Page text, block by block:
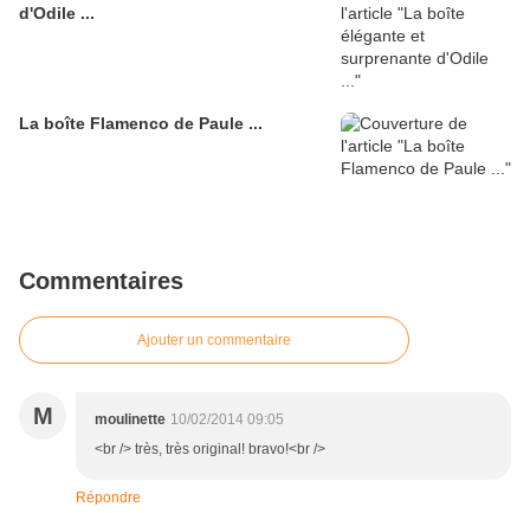
d'Odile ...
La boîte Flamenco de Paule ...
Commentaires
Ajouter un commentaire
M moulinette 10/02/2014 09:05
<br /> très, très original! bravo!<br />
Répondre